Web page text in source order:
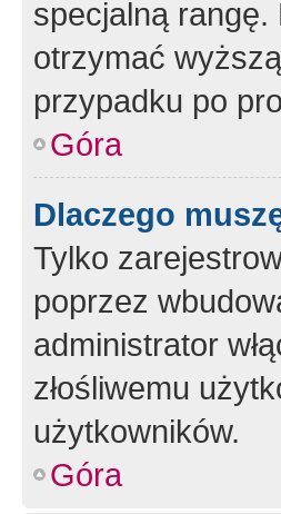
specjalną
otrzymać
przypadku po
Góra
Dlaczego
Tylko
poprzez
administrator
złośliwemu
użytkowników.
Góra